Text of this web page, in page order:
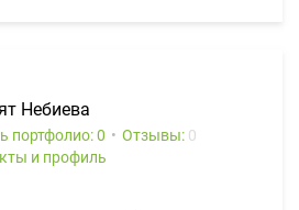
Небиева
портфолио: 0 Отзывы: 0
и профиль